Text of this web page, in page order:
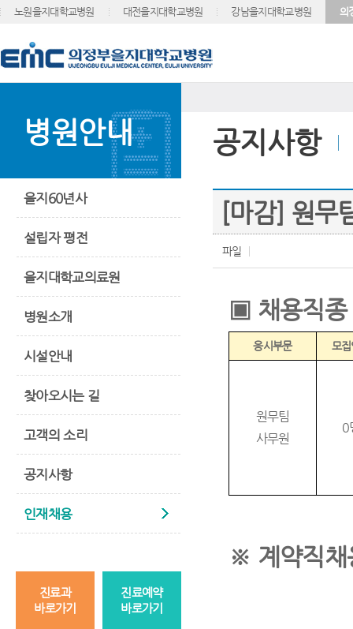
노원을지대학교병원 대전을지대학교병원 강남을지대학교병원 의
병원안내
을지60년사
설립자 평전
을지대학교의료원
병원소개
시설안내
찾아오시는 길
고객의 소리
공지사항
인재채용
진료과
바로가기
진료예약
바로가기
공지사항
[마감] 원무
파일
▣ 채용직
응시부문 모
원무팀
사무원
0
※ 계약직